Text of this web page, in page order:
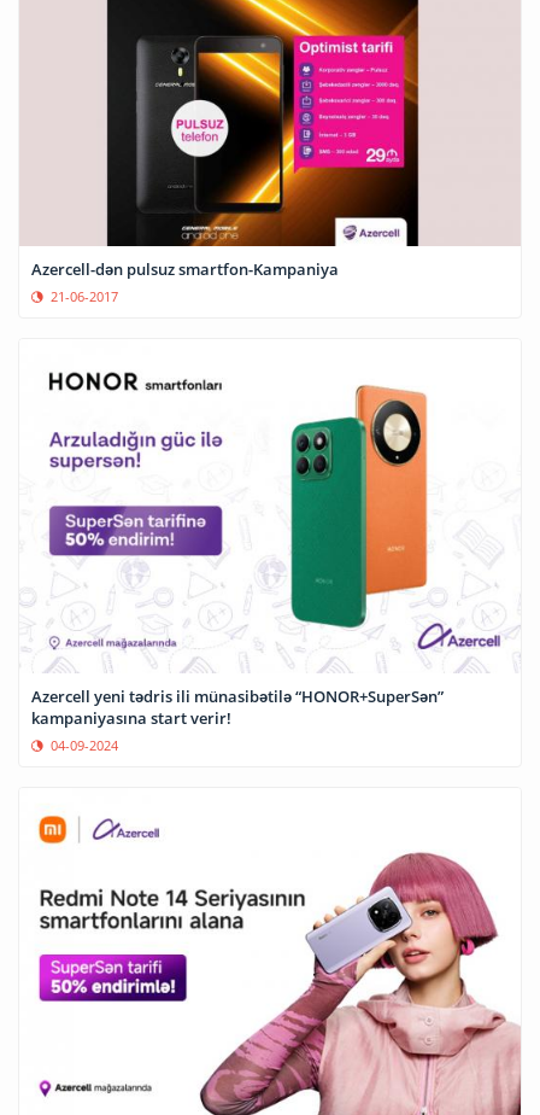
Azercell-dən pulsuz smartfon-Kampaniya
21-06-2017
Azercell yeni tədris ili münasibətilə “HONOR+SuperSən”
kampaniyasına start verir!
04-09-2024